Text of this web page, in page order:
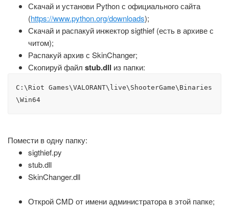
Скачай и установи Python с официального сайта
(https://www.python.org/downloads);
Скачай и распакуй инжектор sigthief (есть в архиве с
читом);
Распакуй архив с SkinChanger;
Скопируй файл stub.dll из папки:
C:\Riot Games\VALORANT\live\ShooterGame\Binaries
\Win64
Помести в одну папку:
sigthief.py
stub.dll
SkinChanger.dll
Открой CMD от имени администратора в этой папке;